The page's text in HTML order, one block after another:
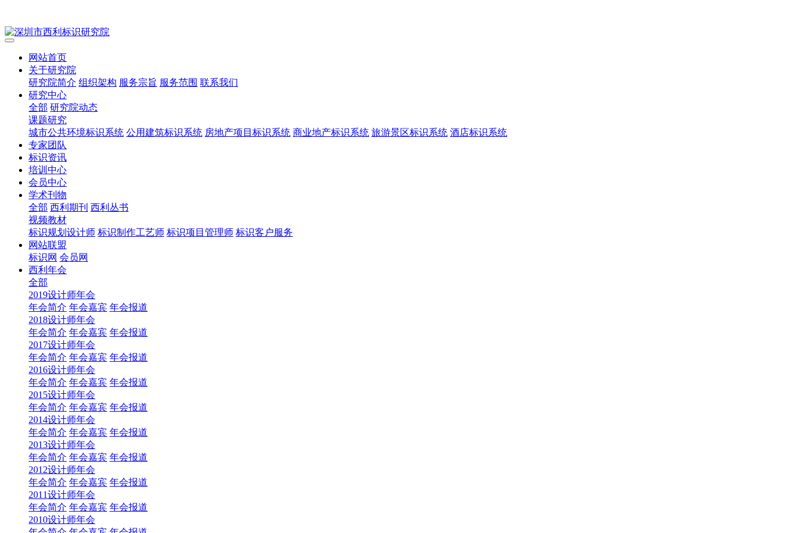
网站首页
关于研究院
研究院简介 组织架构 服务宗旨 服务范围 联系我们
研究中心
全部 研究院动态
课题研究
城市公共环境标识系统 公用建筑标识系统 房地产项目标识系统 商业地产标识系统 旅游景区标识系统 酒店标识系统
专家团队
标识资讯
培训中心
会员中心
学术刊物
全部 西利期刊 西利丛书
视频教材
标识规划设计师 标识制作工艺师 标识项目管理师 标识客户服务
网站联盟
标识网 会员网
西利年会
全部
2019设计师年会
年会简介 年会嘉宾 年会报道
2018设计师年会
年会简介 年会嘉宾 年会报道
2017设计师年会
年会简介 年会嘉宾 年会报道
2016设计师年会
年会简介 年会嘉宾 年会报道
2015设计师年会
年会简介 年会嘉宾 年会报道
2014设计师年会
年会简介 年会嘉宾 年会报道
2013设计师年会
年会简介 年会嘉宾 年会报道
2012设计师年会
年会简介 年会嘉宾 年会报道
2011设计师年会
年会简介 年会嘉宾 年会报道
2010设计师年会